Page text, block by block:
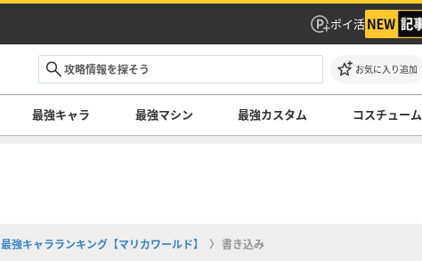
ポイ活
お気に入り追加
最強キャラ 最強マシン 最強カスタム コスチューム
最強キャラランキング【マリカワールド】 書き込み